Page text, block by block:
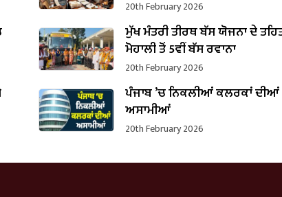
20th February 2026
ਮੁੱਖ ਮੰਤਰੀ ਤੀਰਥ ਬੱਸ ਯੋਜਨਾ ਦੇ
ਮੋਹਾਲੀ ਤੋਂ 5ਵੀਂ ਬੱਸ ਰਵਾਨਾ
20th February 2026
ਪੰਜਾਬ ’ਚ ਨਿਕਲੀਆਂ ਕਲਰਕਾਂ ਦੀਆਂ
ਅਸਾਮੀਆਂ
20th February 2026